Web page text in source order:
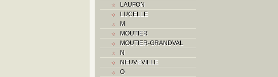
Monuments historiques
O
Problème jurassien
Q
S
LAUFON
LUCELLE
M
MOUTIER
MOUTIER-GRANDVAL
N
NEUVEVILLE
O